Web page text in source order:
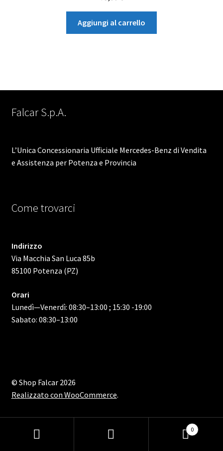
Aggiungi al carrello
Falcar S.p.A.
L’Unica Concessionaria Ufficiale Mercedes-Benz di Vendita
e Assistenza per Potenza e Provincia
Come trovarci
Indirizzo
Via Macchia San Luca 85b
85100 Potenza (PZ)
Orari
Lunedì—Venerdì: 08:30–13:00 ; 15:30 -19:00
Sabato: 08:30–13:00
© Shop Falcar 2026
Realizzato con WooCommerce.
0